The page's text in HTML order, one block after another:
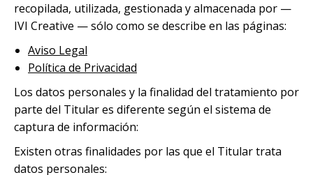
recopilada, utilizada, gestionada y almacenada por —
IVI Creative — sólo como se describe en las páginas:
Aviso Legal
Política de Privacidad
Los datos personales y la finalidad del tratamiento por
parte del Titular es diferente según el sistema de
captura de información:
Existen otras finalidades por las que el Titular trata
datos personales: